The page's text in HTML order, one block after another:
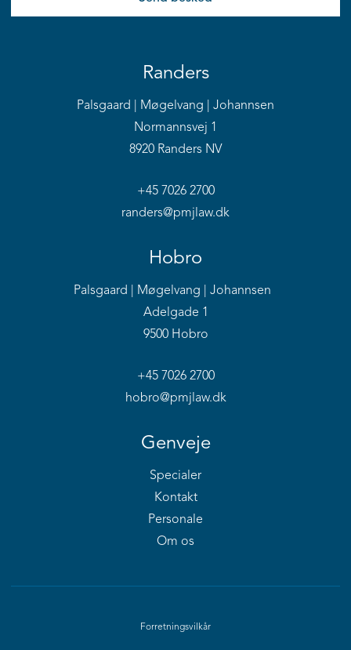
Randers
Palsgaard | Møgelvang | Johannsen
Normannsvej 1
8920 Randers NV
+45 7026 2700
randers@pmjlaw.dk
Hobro
Palsgaard | Møgelvang | Johannsen
Adelgade 1
9500 Hobro
+45 7026 2700
hobro@pmjlaw.dk
Genveje
Specialer
Kontakt
Personale
Om os
Forretningsvilkår